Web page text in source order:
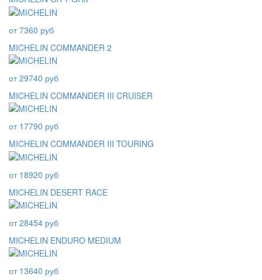
от 7360 руб
MICHELIN COMMANDER 2
от 29740 руб
MICHELIN COMMANDER III CRUISER
от 17790 руб
MICHELIN COMMANDER III TOURING
от 18920 руб
MICHELIN DESERT RACE
от 28454 руб
MICHELIN ENDURO MEDIUM
от 13640 руб